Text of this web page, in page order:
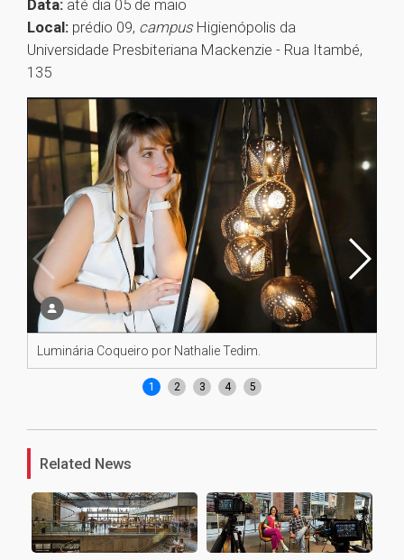
Data: até dia 05 de maio
Local: prédio 09, campus Higienópolis da
Universidade Presbiteriana Mackenzie - Rua Itambé,
135
Luminária Coqueiro por Nathalie Tedim.
1 2 3 4 5
Related News